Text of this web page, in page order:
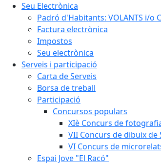
Seu Electrònica
Padró d'Habitants: VOLANTS i/o
Factura electrònica
Impostos
Seu electrònica
Serveis i participació
Carta de Serveis
Borsa de treball
Participació
Concursos populars
XIè Concurs de
VII Concurs de dibuix de
VI Concurs de
Espai Jove "El Racó"